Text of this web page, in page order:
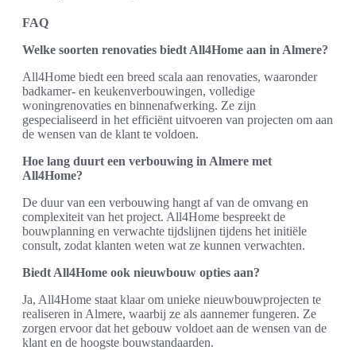
FAQ
Welke soorten renovaties biedt All4Home aan in Almere?
All4Home biedt een breed scala aan renovaties, waaronder
badkamer- en keukenverbouwingen, volledige
woningrenovaties en binnenafwerking. Ze zijn
gespecialiseerd in het efficiënt uitvoeren van projecten om aan
de wensen van de klant te voldoen.
Hoe lang duurt een verbouwing in Almere met
All4Home?
De duur van een verbouwing hangt af van de omvang en
complexiteit van het project. All4Home bespreekt de
bouwplanning en verwachte tijdslijnen tijdens het initiële
consult, zodat klanten weten wat ze kunnen verwachten.
Biedt All4Home ook nieuwbouw opties aan?
Ja, All4Home staat klaar om unieke nieuwbouwprojecten te
realiseren in Almere, waarbij ze als aannemer fungeren. Ze
zorgen ervoor dat het gebouw voldoet aan de wensen van de
klant en de hoogste bouwstandaarden.